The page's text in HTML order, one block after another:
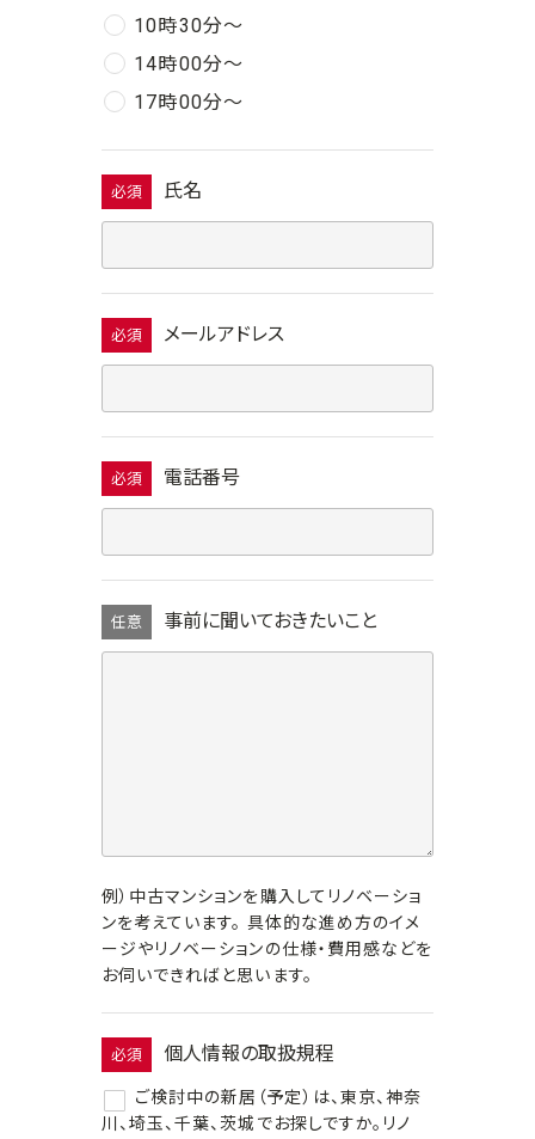
10時30分〜
14時00分〜
17時00分〜
必須 氏名
必須 メールアドレス
必須 電話番号
任意 事前に聞いておきたいこと
例）中古マンションを購入してリノベーショ
ンを考えています。 具体的な進め方のイメ
ージやリノベーションの仕様・費用感などを
お伺いできればと思います。
必須 個人情報の取扱規程
ご検討中の新居（予定）は、東京、神奈
川、埼玉、千葉、茨城でお探しですか。リノ